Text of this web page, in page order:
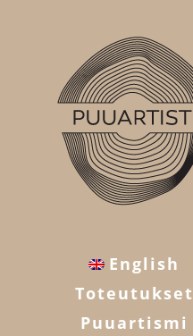
English
Toteutukset
Puuartismi